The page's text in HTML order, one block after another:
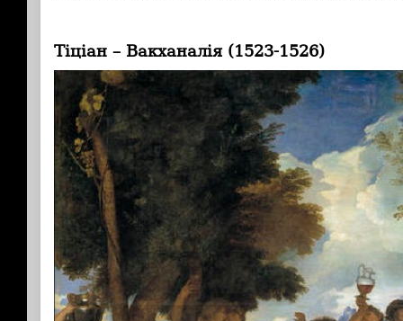
Тіціан – Вакханалія (1523-1526)